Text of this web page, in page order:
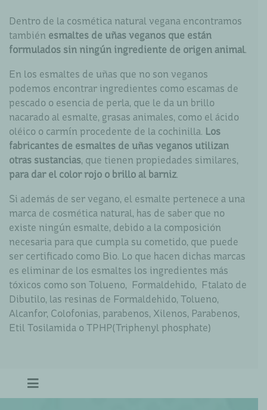
Dentro de la cosmética natural vegana encontramos
también esmaltes de uñas veganos que están
formulados sin ningún ingrediente de origen animal.
En los esmaltes de uñas que no son veganos
podemos encontrar ingredientes como escamas de
pescado o esencia de perla, que le da un brillo
nacarado al esmalte, grasas animales, como el ácido
oléico o carmín procedente de la cochinilla. Los
fabricantes de esmaltes de uñas veganos utilizan
otras sustancias, que tienen propiedades similares,
para dar el color rojo o brillo al barniz.
Si además de ser vegano, el esmalte pertenece a una
marca de cosmética natural, has de saber que no
existe ningún esmalte, debido a la composición
necesaria para que cumpla su cometido, que puede
ser certificado como Bio. Lo que hacen dichas marcas
es eliminar de los esmaltes los ingredientes más
tóxicos como son Tolueno, Formaldehido, Ftalato de
Dibutilo, las resinas de Formaldehido, Tolueno,
Alcanfor, Colofonias, parabenos, Xilenos, Parabenos,
Etil Tosilamida o TPHP(Triphenyl phosphate)